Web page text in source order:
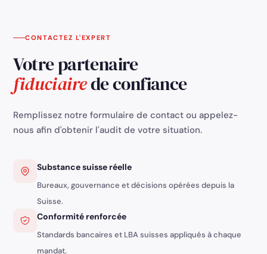
CONTACTEZ L'EXPERT
Votre partenaire
fiduciairede confiance
Remplissez notre formulaire de contact ou appelez-
nous afin d'obtenir l'audit de votre situation.
Substance suisse réelle
Bureaux, gouvernance et décisions opérées depuis la
Suisse.
Conformité renforcée
Standards bancaires et LBA suisses appliqués à chaque
mandat.